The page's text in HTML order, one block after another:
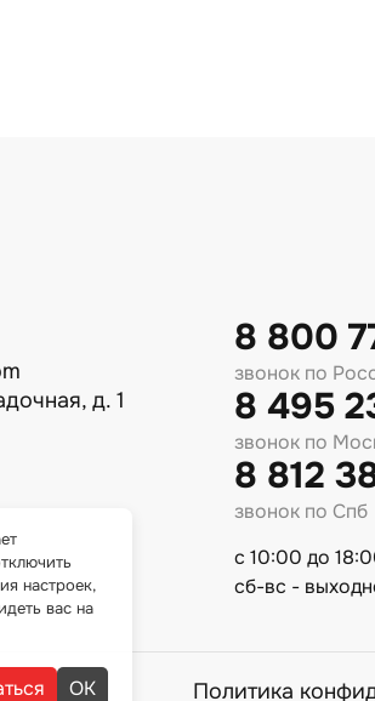
д. 1
8 800
звонок по
8 495
звонок по
8 812
звонок по Спб
с 10:00 до
сб-вс -
Политика
настроек,
вас на
ОК